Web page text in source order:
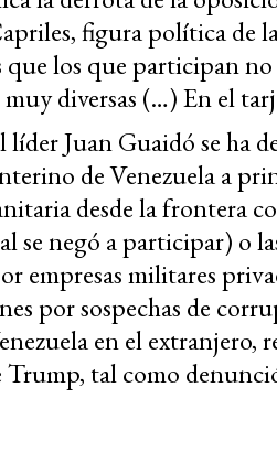
figura política de
que los que participan
muy diversas (…) En el
Juan Guaidó se ha
de Venezuela a
desde la frontera
se negó a participar) o
empresas militares
por sospechas de
en el
tal como